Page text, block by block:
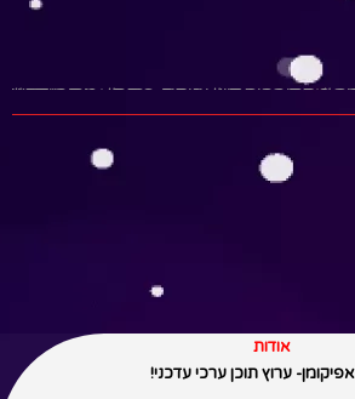
אודות
ערוץ תוכן ערכי עדכני!